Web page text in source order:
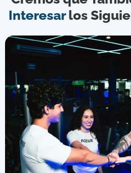
Interesarlos